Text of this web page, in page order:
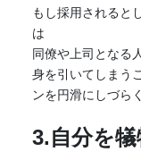
もし採用されると
は
同僚や上司となる
身を引いてしまう
ンを円滑にしづら
3.自分を